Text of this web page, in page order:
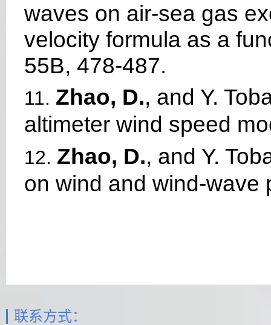
waves on air-sea gas
velocity formula as a
55B, 478-487.
11. Zhao, D., and Y.
altimeter wind speed
12. Zhao, D., and Y.
on wind and wind-wave
联系方式：